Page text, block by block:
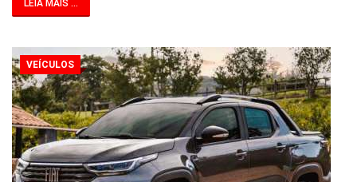
LEIA MAIS ...
VEÍCULOS